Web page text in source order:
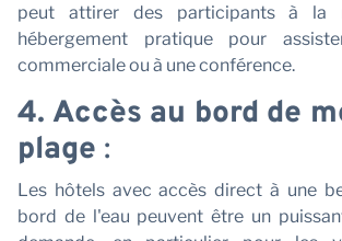
peut attirer des participants à la
hébergement pratique pour
commerciale ou à une conférence.
4. Accès au bord de
plage :
Les hôtels avec accès direct à une
bord de l'eau peuvent être un